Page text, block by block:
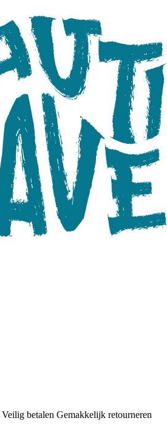
Veilig betalen Gemakkelijk retourneren